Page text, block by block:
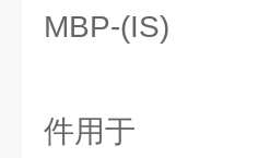
MBP-(IS)
设备描
件用于